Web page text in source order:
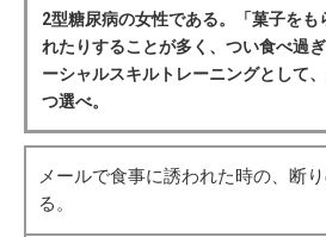
2型糖尿病の女性である。「菓子をも
れたりすることが多く、つい食べ過
ーシャルスキルトレーニングとして
つ選べ。
メールで食事に誘われた時の、断
る。